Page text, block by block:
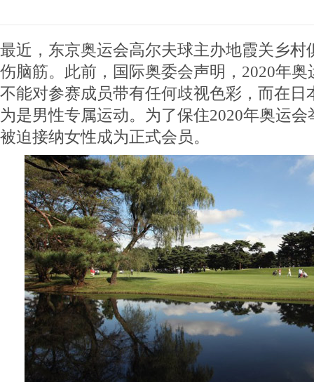
最近，东京奥运会高尔夫球主办地霞关乡村
伤脑筋。此前，国际奥委会声明，2020年
不能对参赛成员带有任何歧视色彩，而在日
为是男性专属运动。为了保住2020年奥运
被迫接纳女性成为正式会员。